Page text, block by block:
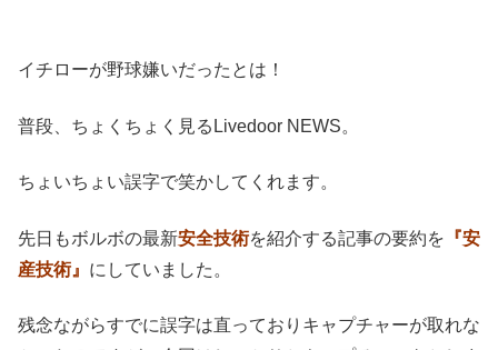
イチローが野球嫌いだったとは！
普段、ちょくちょく見るLivedoor NEWS。
ちょいちょい誤字で笑かしてくれます。
先日もボルボの最新安全技術を紹介する記事の要約を 『安
産技術』 にしていました。
残念ながらすでに誤字は直っておりキャプチャーが取れな